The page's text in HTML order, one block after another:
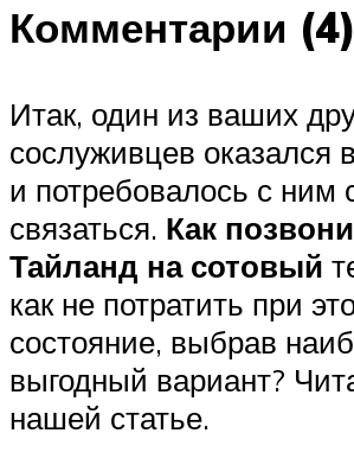
Комментарии (4)
Итак, один из ваших
сослуживцев оказался
и потребовалось с ним
связаться. Как
Тайланд на сотовый
как не потратить при
состояние, выбрав
выгодный вариант?
нашей статье.